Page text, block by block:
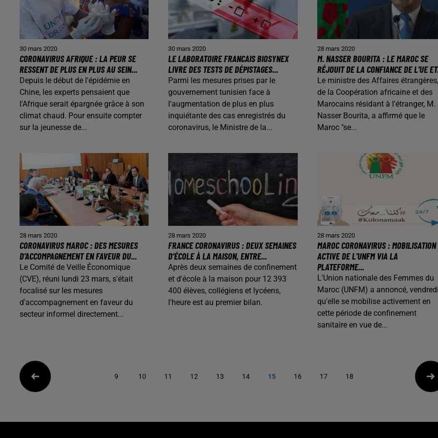
30 mars 2020
CORONAVIRUS AFRIQUE : LA PEUR SE
RESSENT DE PLUS EN PLUS AU SEIN...
Depuis le début de l'épidémie en
Chine, les experts pensaient que
l'Afrique serait épargnée grâce à son
climat chaud. Pour ensuite compter
sur la jeunesse de...
30 mars 2020
LE LABORATOIRE FRANCAIS BIOSYNEX
LIVRE DES TESTS DE DÉPISTAGES...
Parmi les mesures prises par le
gouvernement tunisien face à
l'augmentation de plus en plus
inquiétante des cas enregistrés du
coronavirus, le Ministre de la...
28 mars 2020
M. NASSER BOURITA : LE MAROC SE
RÉJOUIT DE LA CONFIANCE DE L’UE
Le ministre des Affaires étrangères,
de la Coopération africaine et des
Marocains résidant à l'étranger, M.
Nasser Bourita, a affirmé que le
Maroc "se...
28 mars 2020
CORONAVIRUS MAROC : DES MESURES
D’ACCOMPAGNEMENT EN FAVEUR DU...
Le Comité de Veille Économique
(CVE), réuni lundi 23 mars, s'était
focalisé sur les mesures
d'accompagnement en faveur du
secteur informel directement...
28 mars 2020
FRANCE CORONAVIRUS : DEUX SEMAINES
D’ÉCOLE À LA MAISON, ENTRE...
Après deux semaines de confinement
et d'école à la maison pour 12 393
400 élèves, collégiens et lycéens,
l'heure est au premier bilan.
28 mars 2020
MAROC CORONAVIRUS : MOBILISATION
ACTIVE DE L'UNFM VIA LA
PLATEFORME...
L'Union nationale des Femmes du
Maroc (UNFM) a annoncé,
qu'elle se mobilise activement en
cette période de confinement
sanitaire en vue de...
9 10 11 12 13 14 15 16 17 18